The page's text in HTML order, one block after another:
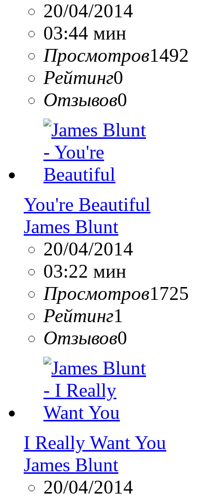
20/04/2014
03:44 мин
Просмотров1492
Рейтинг0
Отзывов0
You're Beautiful
James Blunt
20/04/2014
03:22 мин
Просмотров1725
Рейтинг1
Отзывов0
I Really Want You
James Blunt
20/04/2014